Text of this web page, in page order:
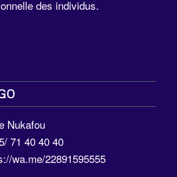
des individus.
Nukafou
71 40 40 40
wa.me/22891595555